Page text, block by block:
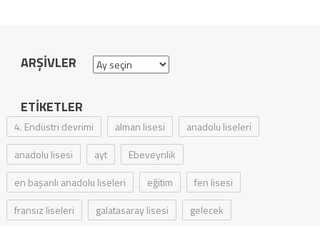
ARŞIVLER Arşivler
ETIKETLER
4. Endüstri devrimi alman lisesi
anadolu liseleri
anadolu lisesi
ayt
Ebeveynlik
en başarılı anadolu liseleri
eğitim
fen lisesi
fransız liseleri
galatasaray lisesi
gelecek